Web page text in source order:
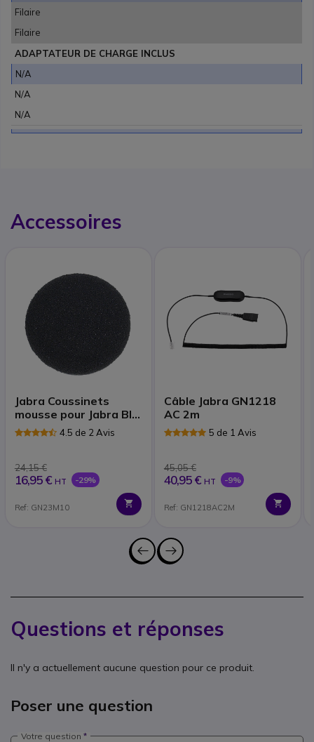
Filaire
Filaire
ADAPTATEUR DE CHARGE INCLUS
N/A
N/A
N/A
Accessoires
Jabra Coussinets
mousse pour Jabra BIZ
2300 | Accessoires
4.5 de 2 Avis
24,15 €
16,95 € HT -29%
Ref: GN23M10
Câble Jabra GN1218
AC 2m
5 de 1 Avis
45,05 €
40,95 € HT -9%
Ref: GN1218AC2M
Questions et réponses
Il n'y a actuellement aucune question pour ce produit.
Poser une question
Votre question